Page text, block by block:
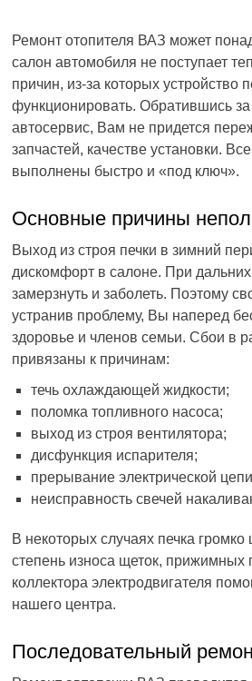
Ремонт отопителя ВАЗ может
салон автомобиля не поступает
причин, из-за которых устройство
функционировать. Обратившись
автосервис, Вам не придется
запчастей, качестве установки.
выполнены быстро и «под ключ».
Основные причины
Выход из строя печки в зимний
дискомфорт в салоне. При
замерзнуть и заболеть. Поэтому
устранив проблему, Вы наперед
здоровье и членов семьи. Сбои в
привязаны к причинам:
течь охлаждающей жидкости;
поломка топливного насоса;
выход из строя вентилятора;
дисфункция испарителя;
прерывание электрической
неисправность свечей
В некоторых случаях печка
степень износа щеток, прижимных
коллектора электродвигателя
нашего центра.
Последовательный